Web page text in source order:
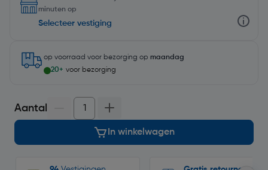
minuten op
Selecteer vestiging
op voorraad voor bezorging op maandag
20+ voor bezorging
Aantal
In winkelwagen